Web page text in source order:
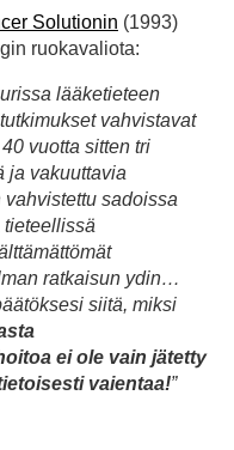
Solutionin (1993)
ruokavaliota:
lääketieteen
vahvistavat
vuotta sitten tri
ja vakuuttavia
sadoissa
ratkaisun ydin…
siitä, miksi
ei ole vain jätetty
vaientaa!”